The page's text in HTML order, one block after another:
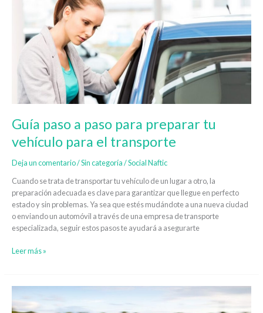
Guía paso a paso para preparar tu
vehículo para el transporte
Deja un comentario/Sin categoría/Social Naftic
Cuando se trata de transportar tu vehículo de un lugar a otro, la
preparación adecuada es clave para garantizar que llegue en perfecto
estado y sin problemas. Ya sea que estés mudándote a una nueva ciudad
o enviando un automóvil a través de una empresa de transporte
especializada, seguir estos pasos te ayudará a asegurarte
para
preparar
vehículo
para
transporte
Leer más »